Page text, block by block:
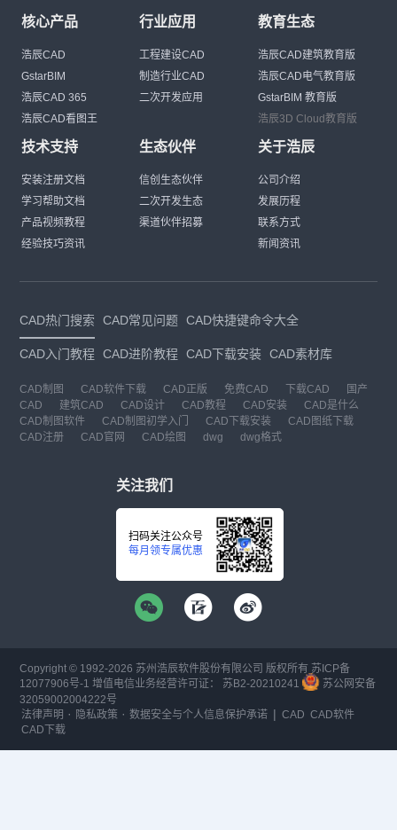
核心产品
浩辰CAD
GstarBIM
浩辰CAD 365
浩辰CAD看图王
行业应用
工程建设CAD
制造行业CAD
二次开发应用
教育生态
浩辰CAD建筑教育版
浩辰CAD电气教育版
GstarBIM 教育版
浩辰3D Cloud教育版
技术支持
安装注册文档
学习帮助文档
产品视频教程
经验技巧资讯
生态伙伴
信创生态伙伴
二次开发生态
渠道伙伴招募
关于浩辰
公司介绍
发展历程
联系方式
新闻资讯
CAD热门搜索 CAD常见问题 CAD快捷键命令大全
CAD入门教程 CAD进阶教程 CAD下载安装 CAD素材库
CAD制图 CAD软件下载 CAD正版 免费CAD 下载CAD
国产
CAD
建筑CAD CAD设计 CAD教程 CAD安装
CAD是什么
CAD制图软件
CAD制图初学入门 CAD下载安装
CAD图纸下载
CAD注册
CAD官网 CAD绘图 dwg dwg格式
关注我们
扫码关注公众号
每月领专属优惠
Copyright © 1992-2026 苏州浩辰软件股份有限公司 版权所有 苏ICP备
12077906号-1 增值电信业务经营许可证： 苏B2-20210241
苏公网安备
32059002004222号
法律声明 · 隐私政策 ·数据安全与个人信息保护承诺 | CAD CAD软件
CAD下载